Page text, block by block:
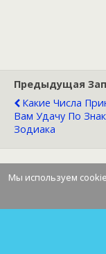
Предыдущая
Какие Числа
Вам Удачу По
Зодиака
Мы используем